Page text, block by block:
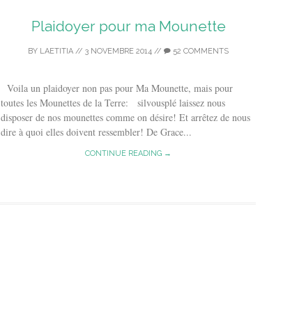
Plaidoyer pour ma Mounette
BY LAETITIA // 3 NOVEMBRE 2014 // 52 COMMENTS
Voila un plaidoyer non pas pour Ma Mounette, mais pour
toutes les Mounettes de la Terre: silvousplé laissez nous
disposer de nos mounettes comme on désire! Et arrêtez de nous
dire à quoi elles doivent ressembler! De Grace...
CONTINUE READING →